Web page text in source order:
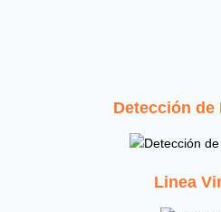
Detección de
Linea